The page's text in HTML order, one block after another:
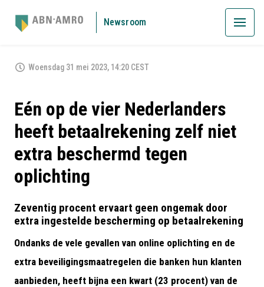
Newsroom
Woensdag 31 mei 2023, 14:20 CEST
Eén op de vier Nederlanders
heeft betaalrekening zelf niet
extra beschermd tegen
oplichting
Zeventig procent ervaart geen ongemak door
extra ingestelde bescherming op betaalrekening
Ondanks de vele gevallen van online oplichting en de
extra beveiligingsmaatregelen die banken hun klanten
aanbieden, heeft bijna een kwart (23 procent) van de